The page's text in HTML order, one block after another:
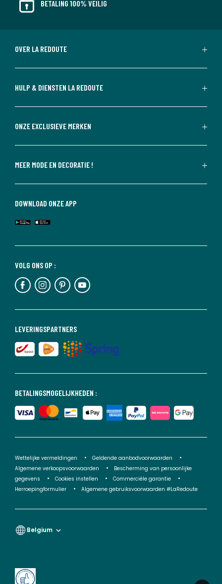
BETALING 100% VEILIG
OVER LA REDOUTE
HULP & DIENSTEN LA REDOUTE
ONZE EXCLUSIEVE MERKEN
MEER MODE EN DECORATIE !
BETALINGSMOGELIJKHEDEN :
LEVERINGSPARTNERS
VOLG ONS OP :
DOWNLOAD ONZE APP
Wettelijke vermeldingen
Geldende aanbodvoorwaarden
Algemene verkoopsvoorwaarden
Bescherming van persoonlijke
gegevens
Cookies instellen
Commerciële garantie
Herroepingformulier
Algemene gebruiksvoorwaarden #LaRedoute
Belgium